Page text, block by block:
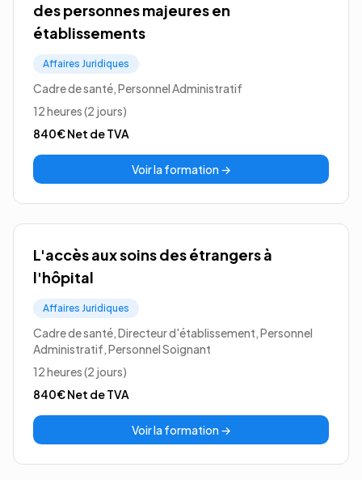
des personnes majeures en
établissements
Affaires Juridiques
Cadre de santé, Personnel Administratif
12 heures (2 jours)
840€Net de TVA
Voir la formation →
L'accès aux soins des étrangers à
l'hôpital
Affaires Juridiques
Cadre de santé, Directeur d'établissement, Personnel
Administratif, Personnel Soignant
12 heures (2 jours)
840€Net de TVA
Voir la formation →